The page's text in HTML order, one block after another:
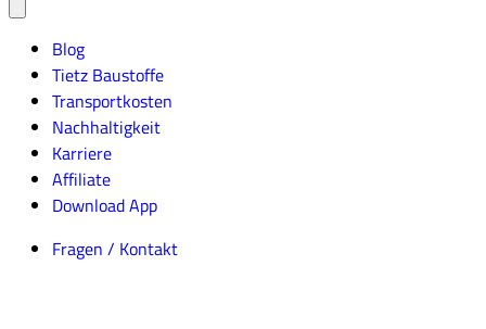
Blog
Tietz Baustoffe
Transportkosten
Nachhaltigkeit
Karriere
Affiliate
Download App
Fragen / Kontakt